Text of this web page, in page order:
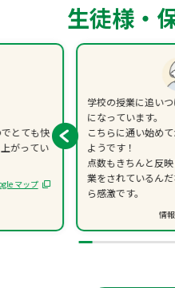
生徒様・
とても快
がってい
マップ
学校の授業に追い
になっています。
こちらに通い始め
ようです！
点数もきちんと反
業をされているん
ら感激です。
情